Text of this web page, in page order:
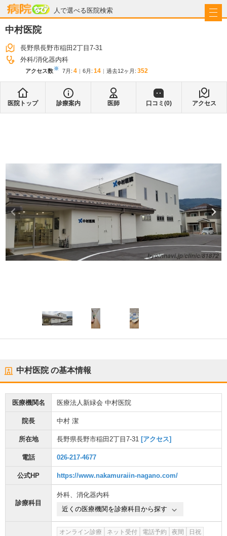
人で選べる医院検索
病院なび
中村医院
長野県長野市稲田2丁目7-31
外科 消化器内科
アクセス数※ 7月 : 4 6月 : 14 過去12ヶ月: 352
医院トップ 診療案内 医師 口コミ(0) アクセス
中村医院の基本情報
医療機関名 医療法人新緑会 中村医院
院長 中村 潔
所在地 長野県長野市稲田2丁目7-31 [アクセス]
電話 026-217-4677
公式HP https://www.nakamuraiin-nagano.com/
診療科目
外科、 消化器内科
近くの医療機関を診療科目から探す
オンライン診療 ネット受付 電話予約 夜間
日祝